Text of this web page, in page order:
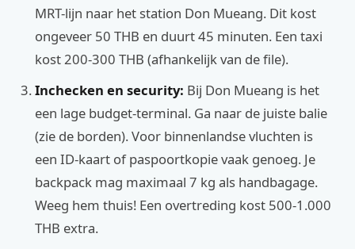
MRT-lijn naar het station Don Mueang. Dit kost
ongeveer 50 THB en duurt 45 minuten. Een taxi
kost 200-300 THB (afhankelijk van de file).
Inchecken en security: Bij Don Mueang is het
een lage budget-terminal. Ga naar de juiste balie
(zie de borden). Voor binnenlandse vluchten is
een ID-kaart of paspoortkopie vaak genoeg. Je
backpack mag maximaal 7 kg als handbagage.
Weeg hem thuis! Een overtreding kost 500-1.000
THB extra.